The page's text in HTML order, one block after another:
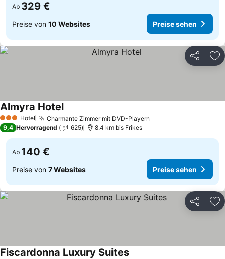
Ab 329 €
Preise von 10 Websites Preise sehen
Teilen
3 SterneHotel Charmante Zimmer mit DVD-Playern
Almyra Hotel
9,4 Hervorragend 625 8.4 km bis Frikes
Ab 140 €
Preise von 7 Websites Preise sehen
Teilen
Fiscardonna Luxury Suites